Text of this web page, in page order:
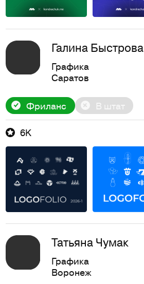
Галина Быстрова
Графика
Саратов
Фриланс В штат
6K
Татьяна Чумак
Графика
Воронеж